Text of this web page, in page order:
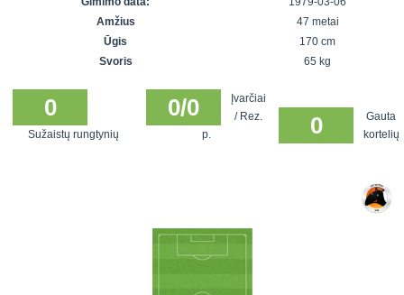
SFL rudens
Snaigės taurė
čempionatas
Vilnius
Amžius
47 metai
Ūgis
170 cm
Svoris
65 kg
0
Sužaistų rungtynių
0/0
Įvarčiai
/ Rez.
p.
0
Gauta
kortelių